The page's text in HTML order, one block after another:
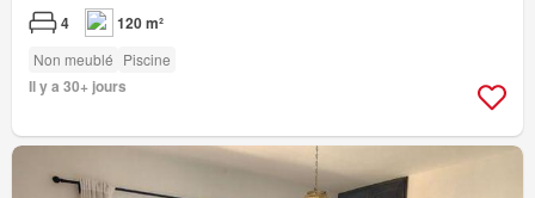
4 120 m²
Non meublé Piscine
Il y a 30+ jours